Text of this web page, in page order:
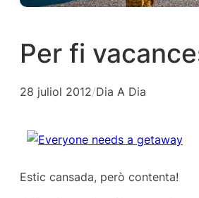
Per fi
28 juliol 2012/Dia A Dia
Estic cansada, però contenta!